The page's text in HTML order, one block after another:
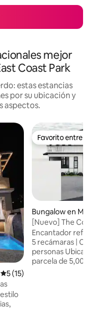
mejor
Coast Park
estas estancias
por su ubicación y
aspectos.
Calificación promedio: 5 de
5 (15)
Favorito entre
Favorito entre
Bungalow en
[Nuevo] The
5 habitaciones -
de billar
Encantador
5 recámaras |
personas Ubicada en una espaciosa
parcela de 5,000